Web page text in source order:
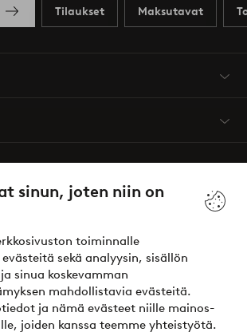
sinun, joten niin on
toiminnalle
sekä analyysin, sisällön
sinua koskevamman
mahdollistavia evästeitä.
ja nämä evästeet niille mainos-
joiden kanssa teemme yhteistyötä.
Tilaukset Maksutavat
maksut – maksa nyt tai erissä